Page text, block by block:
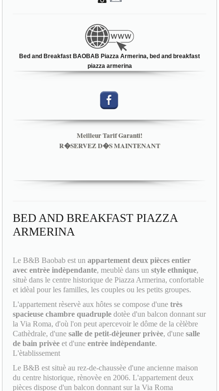
Bed and Breakfast BAOBAB Piazza Armerina, bed and breakfast
piazza armerina
R�SERVEZ D�S MAINTENANT
ARMERINA
situè dans le centre historique de Piazza Armerina, confortable
et idèal pour les familles, les couples ou les petits groupes.
L'appartement rèservè aux hôtes se compose d'unetrès
spacieuse chambre quadrupledotèe d'un balcon donnant sur
la Via Roma, d'où l'on peut apercevoir le dôme de la cèlèbre
Cathèdrale, d'unesalle de petit-dèjeuner privèe, d'unesalle
de bain privèeet d'uneentrèe indèpendante.
L'ètablissement
Le B&B est situè au rez-de-chaussèe d'une ancienne maison
du centre historique, rènovèe en 2006. L'appartement deux
pièces dispose d'un balcon donnant sur la Via Roma
historique, parcours officiel duPalio dei Normanni, la fête la
plus attendue de l'annèe qui se dèroule les 12, 13 et 14 août.